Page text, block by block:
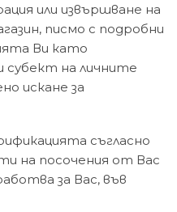
или извършване на
писмо с подробни
Ви като
субект на личните
искане за
съгласно
на посочения от Вас
за Вас, във